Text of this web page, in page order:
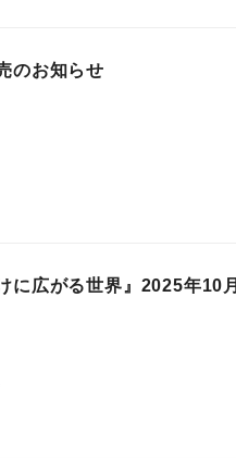
のお知らせ
広がる世界』2025年10